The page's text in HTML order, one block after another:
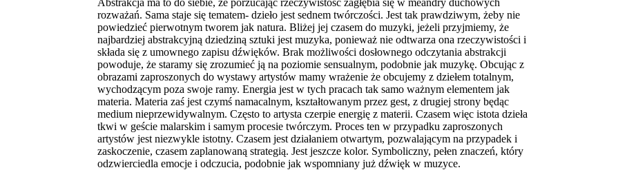
rozważań. Sama staje się tematem- dzieło jest sednem twórczości. Jest tak prawdziwym, żeby nie
powiedzieć pierwotnym tworem jak natura. Bliżej jej czasem do muzyki, jeżeli przyjmiemy, że
najbardziej abstrakcyjną dziedziną sztuki jest muzyka, ponieważ nie odtwarza ona rzeczywistości i
składa się z umownego zapisu dźwięków. Brak możliwości dosłownego odczytania abstrakcji
powoduje, że staramy się zrozumieć ją na poziomie sensualnym, podobnie jak muzykę. Obcując z
obrazami zaproszonych do wystawy artystów mamy wrażenie że obcujemy z dziełem totalnym,
wychodzącym poza swoje ramy. Energia jest w tych pracach tak samo ważnym elementem jak
materia. Materia zaś jest czymś namacalnym, kształtowanym przez gest, z drugiej strony będąc
medium nieprzewidywalnym. Często to artysta czerpie energię z materii. Czasem więc istota dzieła
tkwi w geście malarskim i samym procesie twórczym. Proces ten w przypadku zaproszonych
artystów jest niezwykle istotny. Czasem jest działaniem otwartym, pozwalającym na przypadek i
zaskoczenie, czasem zaplanowaną strategią. Jest jeszcze kolor. Symboliczny, pełen znaczeń, który
odzwierciedla emocje i odczucia, podobnie jak wspomniany już dźwięk w muzyce.